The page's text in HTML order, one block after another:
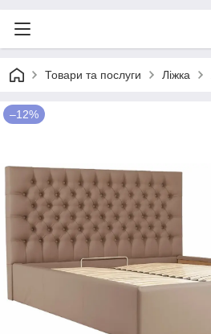
Товари та послуги Ліжка
–12%